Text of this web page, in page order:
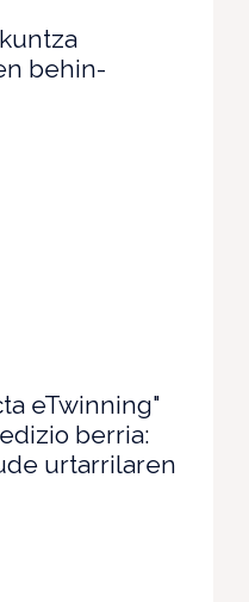
behin-
eTwinning"
berria:
urtarrilaren